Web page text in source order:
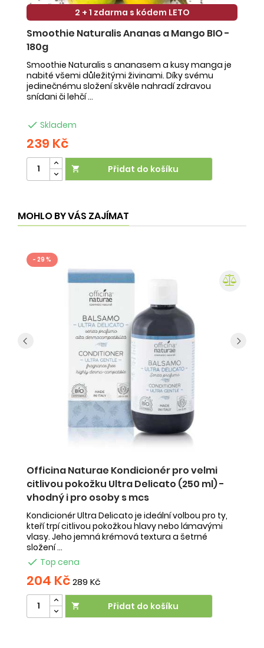
2 + 1 zdarma s kódem LETO
Smoothie Naturalis Ananas a Mango BIO -
180g
Smoothie Naturalis s ananasem a kusy manga je
nabité všemi důležitými živinami. Díky svému
jedinečnému složení skvěle nahradí zdravou
snídani či lehčí ...
 Skladem
239 Kč
 Přidat do košíku
MOHLO BY VÁS ZAJÍMAT
- 29 %
Officina Naturae Kondicionér pro velmi
citlivou pokožku Ultra Delicato (250 ml) -
vhodný i pro osoby s mcs
Kondicionér Ultra Delicato je ideální volbou pro ty,
kteří trpí citlivou pokožkou hlavy nebo lámavými
vlasy. Jeho jemná krémová textura a šetrné
složení ...
 Top cena
204 Kč289 Kč
 Přidat do košíku